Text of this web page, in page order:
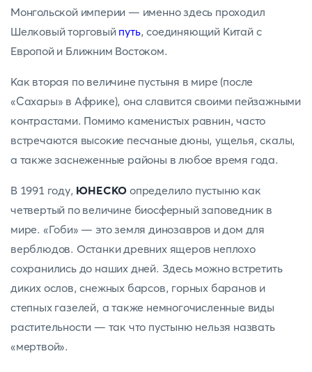
Монгольской империи — именно здесь проходил
Шелковый торговый путь, соединяющий Китай с
Европой и Ближним Востоком.
Как вторая по величине пустыня в мире (после
«Сахары» в Африке), она славится своими пейзажными
контрастами. Помимо каменистых равнин, часто
встречаются высокие песчаные дюны, ущелья, скалы,
а также заснеженные районы в любое время года.
В 1991 году, ЮНЕСКОопределило пустыню как
четвертый по величине биосферный заповедник в
мире. «Гоби» — это земля динозавров и дом для
верблюдов. Останки древних ящеров неплохо
сохранились до наших дней. Здесь можно встретить
диких ослов, снежных барсов, горных баранов и
степных газелей, а также немногочисленные виды
растительности — так что пустыню нельзя назвать
«мертвой».